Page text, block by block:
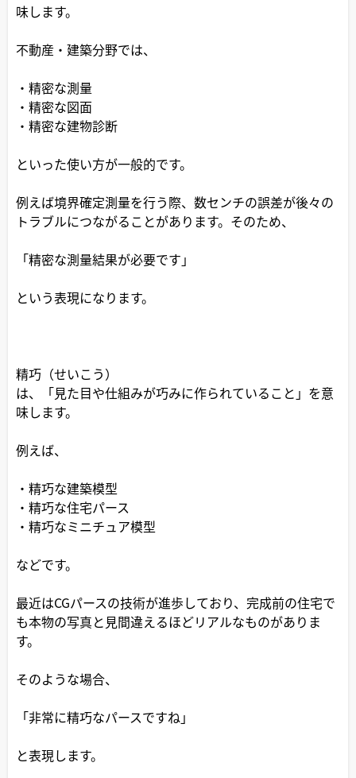
味します。
不動産・建築分野では、
・精密な測量
・精密な図面
・精密な建物診断
といった使い方が一般的です。
例えば境界確定測量を行う際、数センチの誤差が後々の
トラブルにつながることがあります。そのため、
「精密な測量結果が必要です」
という表現になります。
精巧（せいこう）
は、「見た目や仕組みが巧みに作られていること」を意
味します。
例えば、
・精巧な建築模型
・精巧な住宅パース
・精巧なミニチュア模型
などです。
最近はCGパースの技術が進歩しており、完成前の住宅で
も本物の写真と見間違えるほどリアルなものがありま
す。
そのような場合、
「非常に精巧なパースですね」
と表現します。